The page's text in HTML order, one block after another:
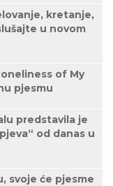
kretanje,
u novom
of My
pjesmu
predstavila je
od danas u
svoje će pjesme